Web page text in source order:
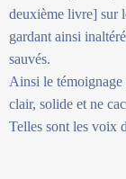
deuxième livre] sur
gardant ainsi
sauvés.
Ainsi le témoignage
clair, solide et ne
Telles sont les voix